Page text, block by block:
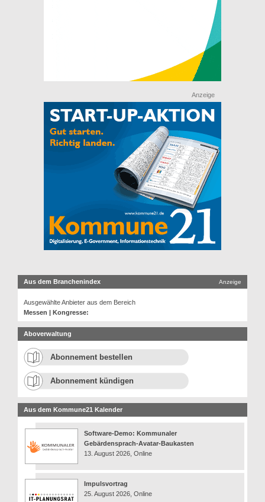
Anzeige
Aus dem Branchenindex Anzeige
Ausgewählte Anbieter aus dem Bereich
Messen | Kongresse:
Aboverwaltung
Abonnement bestellen
Abonnement kündigen
Aus dem Kommune21 Kalender
Software-Demo: Kommunaler
Gebärdensprach-Avatar-Baukasten
13. August 2026, Online
Impulsvortrag
25. August 2026, Online